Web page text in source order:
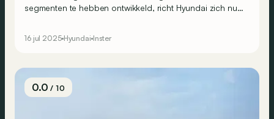
segmenten te hebben ontwikkeld, richt Hyundai zich nu
16 jul 2025 Hyundai Inster
0.0/ 10